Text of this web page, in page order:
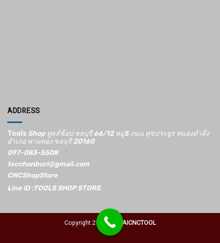
ADDRESS
Tools Shop ทูลส์ช็อป ชลบุรี 66/12​ หมู่5​ ถนน ศุขประยูร หนองตำลึง
อำเภอ พานทอง ชลบุรี 20160
097-083-5508
tscchonburi@gmail.com
CNCShopStore
Line ID :TOOLS SHOP STORE
Copyright 2026 ©THAICNCTOOL